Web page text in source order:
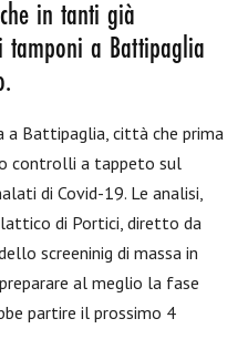
in tanti già
tamponi a Battipaglia
a Battipaglia, città che prima
controlli a tappeto sul
di Covid-19. Le analisi,
di Portici, diretto da
screeninig di massa in
al meglio la fase
partire il prossimo 4